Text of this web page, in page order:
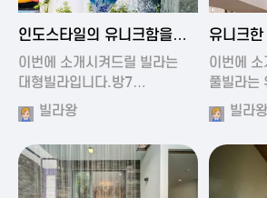
2024-11-19 01:35
인도스타일의 유니크함을
가진 풀빌라
이번에 소개시켜드릴 빌라는
대형빌라입니다.방7…
빌라왕
유니크
풀빌라
이번에
풀빌라는
빌라왕